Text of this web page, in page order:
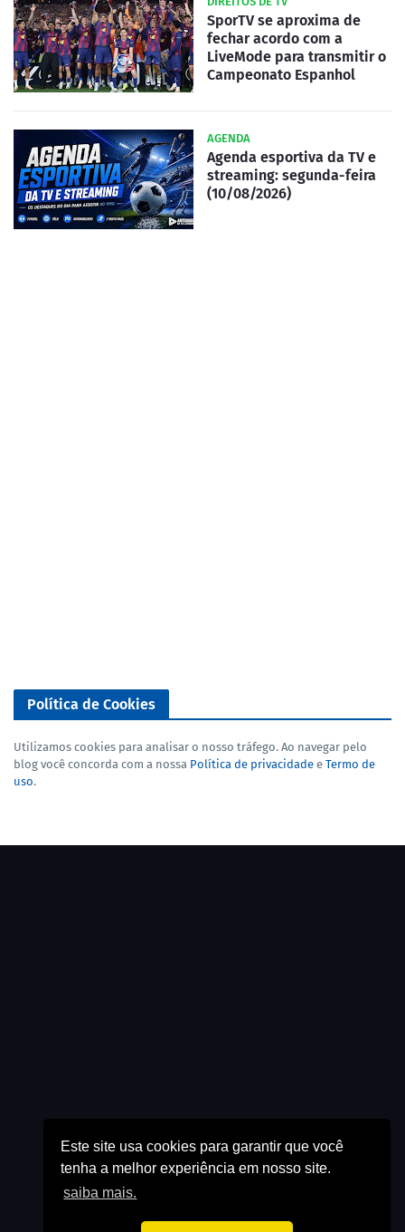
Este site usa cookies para garantir que você
tenha a melhor experiência em nosso site.
saiba mais.
SporTV se aproxima de
fechar acordo com a
LiveMode para transmitir o
Campeonato Espanhol
AGENDA
Agenda esportiva da TV e
streaming: segunda-feira
(10/08/2026)
Política de Cookies
Utilizamos cookies para analisar o nosso tráfego. Ao navegar pelo
blog você concorda com a nossa Política de privacidade e Termo de
uso.